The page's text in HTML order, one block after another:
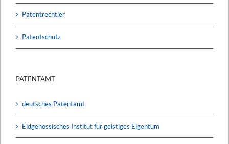
Patentrechtler
Patentschutz
PATENTAMT
deutsches Patentamt
Eidgenössisches Institut für geistiges Eigentum